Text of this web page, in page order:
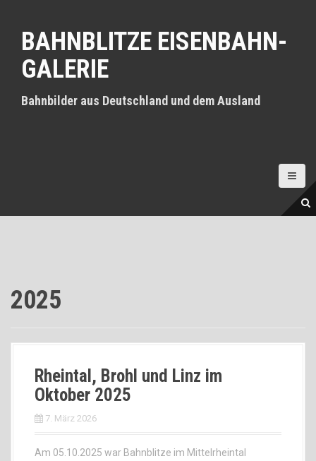
t
BAHNBLITZE EISENBAHN-
GALERIE
Bahnbilder aus Deutschland und dem Ausland
2025
Rheintal, Brohl und Linz im
Oktober 2025
7. März 2026
Am 05.10.2025 war Bahnblitze im Mittelrheintal